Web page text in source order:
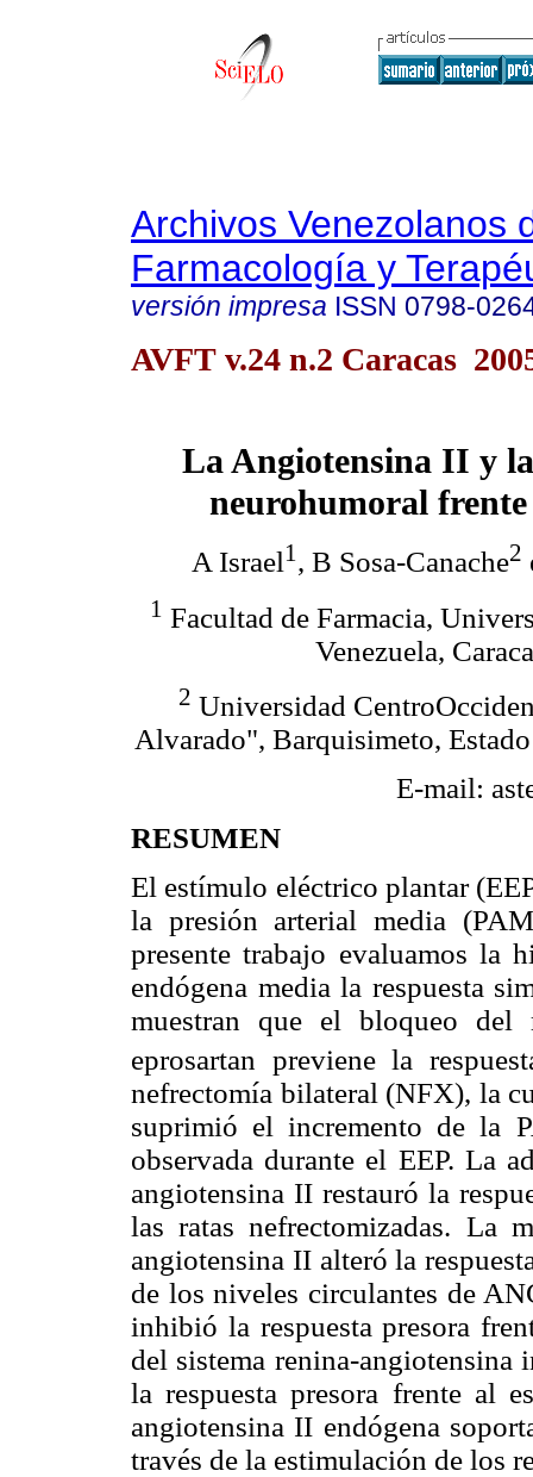
Archivos Venezolanos
Farmacología y
versión impresa ISSN 0798-
AVFT v.24 n.2 Caracas
La Angiotensina II y
neurohumoral frente
A Israel1 , B Sosa-Canache2
1 Facultad de Farmacia,
Venezuela,
2 Universidad
Alvarado", Barquisimeto,
E-mail:
RESUMEN
El estímulo eléctrico plantar
la presión arterial media
presente trabajo evaluamos la
endógena media la respuesta
muestran que el bloqueo del
eprosartan previene la
nefrectomía bilateral (NFX), la
suprimió el incremento de la
observada durante el EEP. La
angiotensina II restauró la
las ratas nefrectomizadas. La
angiotensina II alteró la
de los niveles circulantes de
inhibió la respuesta presora
del sistema renina-
la respuesta presora frente al
angiotensina II endógena
través de la estimulación de los